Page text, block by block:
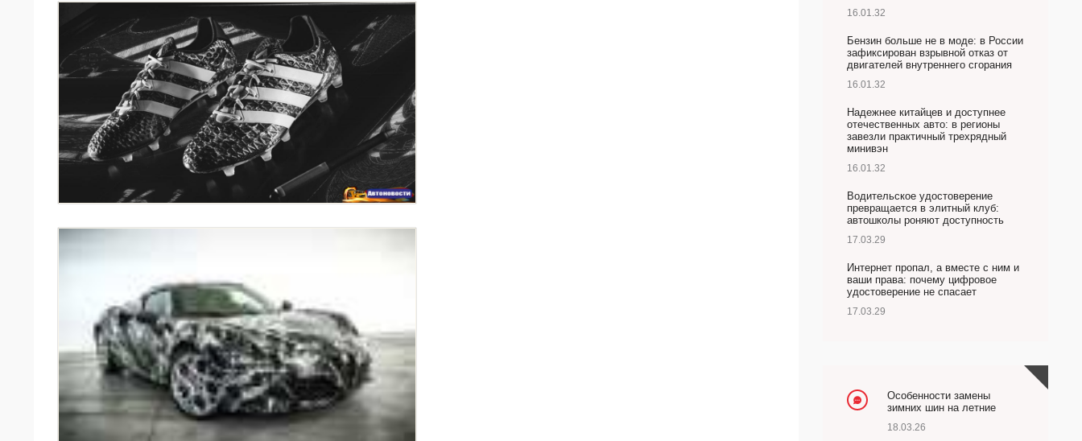
16.01.32
Бензин больше не в моде: в России
зафиксирован взрывной отказ от
двигателей внутреннего сгорания
16.01.32
Надежнее китайцев и доступнее
отечественных авто: в регионы
завезли практичный трехрядный
минивэн
16.01.32
Водительское удостоверение
превращается в элитный клуб:
автошколы роняют доступность
17.03.29
Интернет пропал, а вместе с ним и
ваши права: почему цифровое
удостоверение не спасает
17.03.29
Особенности замены
зимних шин на летние
18.03.26